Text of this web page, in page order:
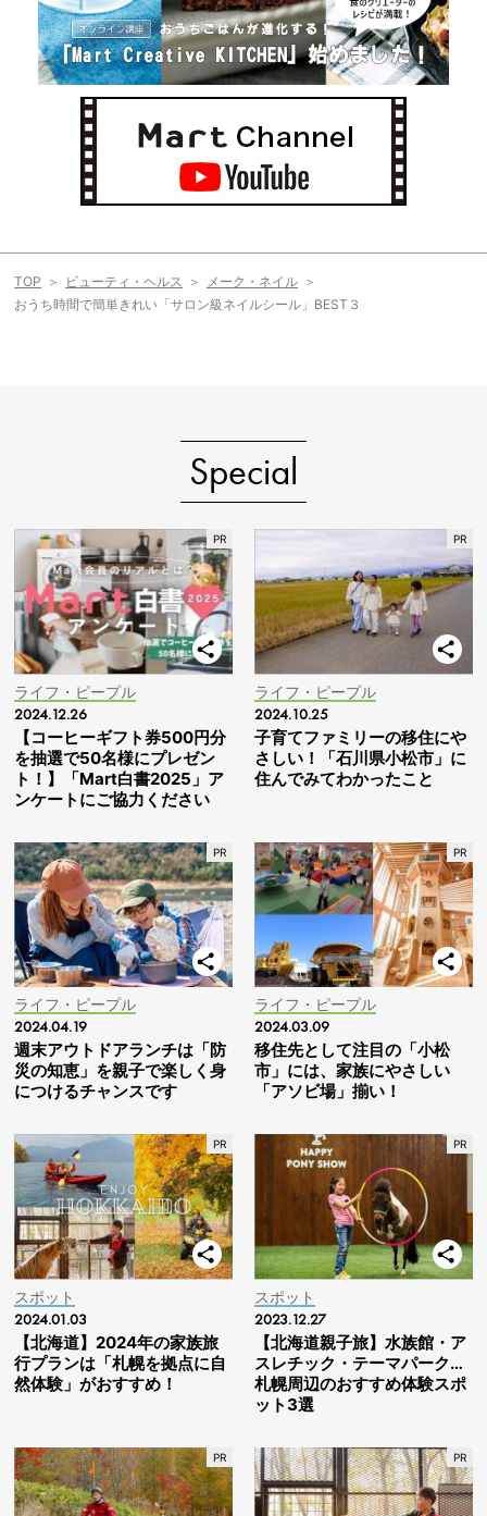
TOP ビューティ・ヘルス
メーク・ネイル
おうち時間で簡単きれい「サロン級ネイルシール」BEST３
Special
ライフ・ピープル
2024.12.26
【コーヒーギフト券500円分
を抽選で50名様にプレゼン
ト！】「Mart白書2025」ア
ンケートにご協力ください
ライフ・ピープル
2024.10.25
子育てファミリーの移住にや
さしい！「石川県小松市」に
住んでみてわかったこと
ライフ・ピープル
2024.04.19
週末アウトドアランチは「防
災の知恵」を親子で楽しく身
につけるチャンスです
ライフ・ピープル
2024.03.09
移住先として注目の「小松
市」には、家族にやさしい
「アソビ場」揃い！
スポット
2024.01.03
【北海道】2024年の家族旅
行プランは「札幌を拠点に自
然体験」がおすすめ！
スポット
2023.12.27
【北海道親子旅】水族館・ア
スレチック・テーマパーク…
札幌周辺のおすすめ体験スポ
ット3選